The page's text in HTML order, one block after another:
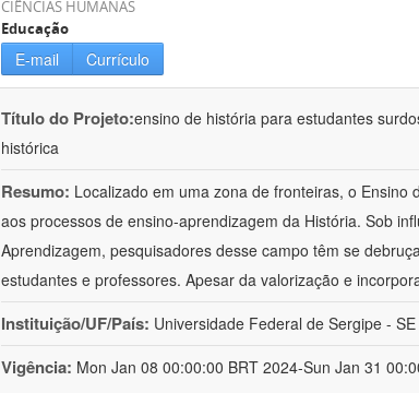
CIÊNCIAS HUMANAS
Educação
E-mail Currículo
Título do Projeto:ensino de história para estudantes
histórica
Resumo: Localizado em uma zona de fronteiras, o
aos processos de ensino-aprendizagem da História. Sob
Aprendizagem, pesquisadores desse campo têm se
estudantes e professores. Apesar da valorização e
Instituição/UF/País: Universidade Federal de Sergipe -
Vigência: Mon Jan 08 00:00:00 BRT 2024-Sun Jan 31